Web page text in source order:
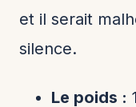
et il serait
silence.
Le poids :